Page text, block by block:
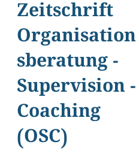
Zeitschrift
Organisation
sberatung -
Supervision -
Coaching
(OSC)